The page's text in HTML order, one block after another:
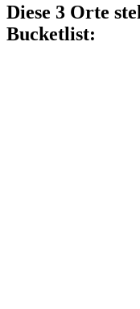
Diese 3 Orte
Bucketlist: